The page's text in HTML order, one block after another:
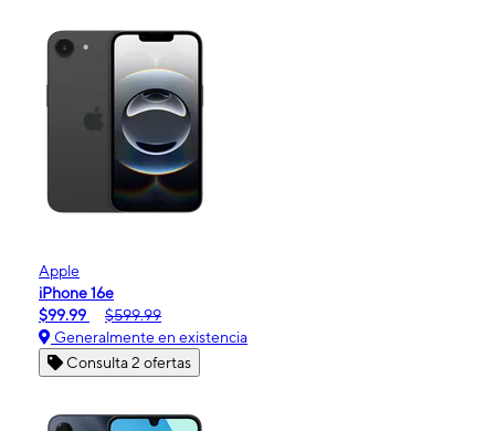
Apple
iPhone 16e
$99.99
$599.99
Generalmente en existencia
Consulta 2 ofertas